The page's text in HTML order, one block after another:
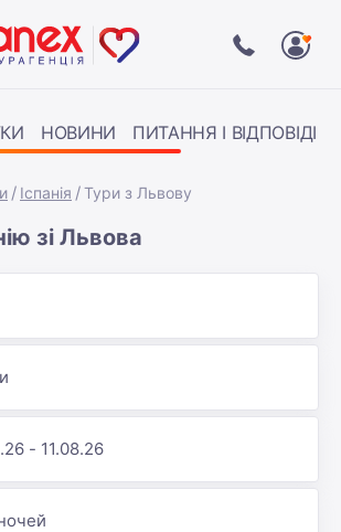
НОВИНИ ПИТАННЯ І ВІДПОВІДІ
Іспанія Тури з Львову
зі Львова
- 11.08.26